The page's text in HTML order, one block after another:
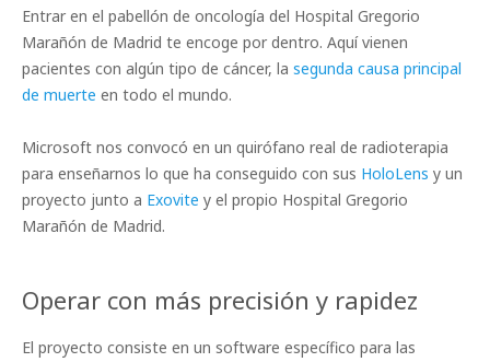
Entrar en el pabellón de oncología del Hospital Gregorio
Marañón de Madrid te encoge por dentro. Aquí vienen
pacientes con algún tipo de cáncer, la segunda causa principal
de muerte en todo el mundo.
Microsoft nos convocó en un quirófano real de radioterapia
para enseñarnos lo que ha conseguido con sus HoloLens y un
proyecto junto a Exovite y el propio Hospital Gregorio
Marañón de Madrid.
Operar con más precisión y rapidez
El proyecto consiste en un software específico para las